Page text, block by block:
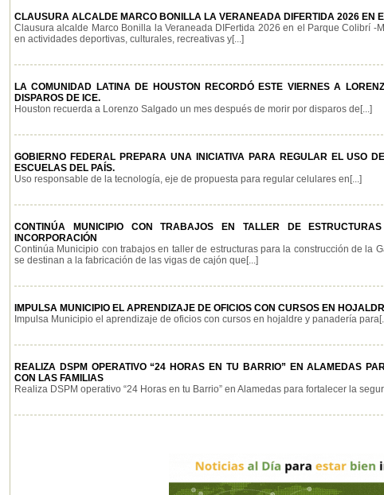
CLAUSURA ALCALDE MARCO BONILLA LA VERANEADA DIFERTIDA 2026 EN
Clausura alcalde Marco Bonilla la Veraneada DIFertida 2026 en el Parque Colibrí -
en actividades deportivas, culturales, recreativas y[...]
LA COMUNIDAD LATINA DE HOUSTON RECORDÓ ESTE VIERNES A
DISPAROS DE ICE.
Houston recuerda a Lorenzo Salgado un mes después de morir por disparos de[...]
GOBIERNO FEDERAL PREPARA UNA INICIATIVA PARA REGULAR EL USO
ESCUELAS DEL PAÍS.
Uso responsable de la tecnología, eje de propuesta para regular celulares en[...]
CONTINÚA MUNICIPIO CON TRABAJOS EN TALLER DE
INCORPORACIÓN
Continúa Municipio con trabajos en taller de estructuras para la construcción de la
se destinan a la fabricación de las vigas de cajón que[...]
IMPULSA MUNICIPIO EL APRENDIZAJE DE OFICIOS CON CURSOS EN
Impulsa Municipio el aprendizaje de oficios con cursos en hojaldre y panadería
REALIZA DSPM OPERATIVO “24 HORAS EN TU BARRIO” EN ALAMEDAS
CON LAS FAMILIAS
Realiza DSPM operativo “24 Horas en tu Barrio” en Alamedas para fortalecer la